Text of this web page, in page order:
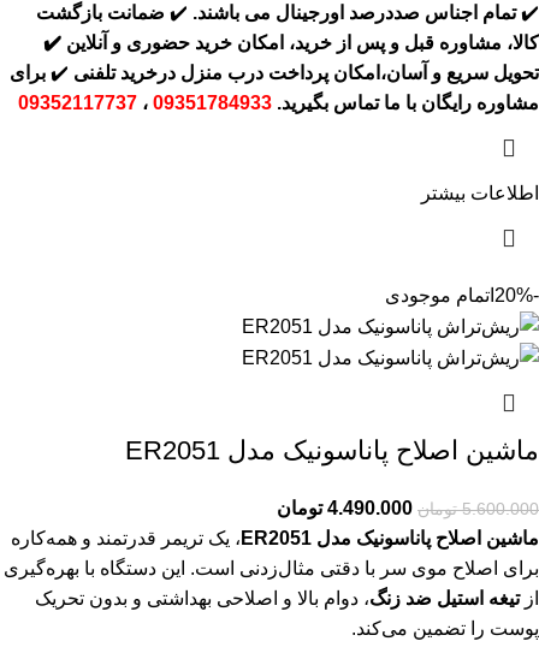
✔️تمام اجناس صددرصد اورجینال می باشند. ✔️ ضمانت بازگشت
کالا، مشاوره قبل و پس از خرید، امکان خرید حضوری و آنلاین ✔️
تحویل سریع و آسان،امکان پرداخت درب منزل درخرید تلفنی ✔️ برای
مشاوره رایگان با ما تماس بگیرید. 09351784933 ، 09352117737
اطلاعات بیشتر
-20% اتمام موجودی
ماشین اصلاح پاناسونیک مدل ER2051
5.600.000 تومان 4.490.000 تومان
ماشین اصلاح پاناسونیک مدل ER2051
، یک تریمر قدرتمند و همه‌کاره
برای اصلاح موی سر با دقتی مثال‌زدنی است. این دستگاه با بهره‌گیری
ازتیغه استیل ضد زنگ، دوام بالا و اصلاحی بهداشتی و بدون تحریک
پوست را تضمین می‌کند.